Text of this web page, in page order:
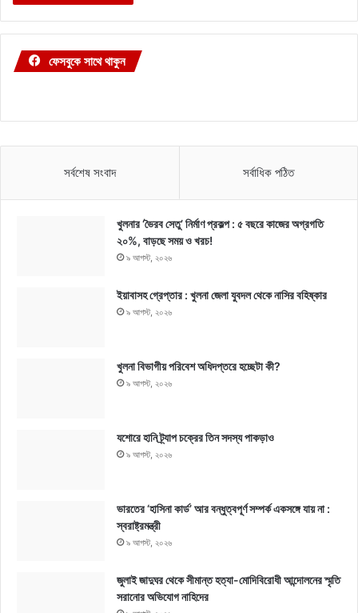
ফেসবুকে সাথে থাকুন
সর্বশেষ সংবাদ সর্বাধিক পঠিত
খুলনার ‘ভৈরব সেতু’ নির্মাণ প্রকল্প : ৫ বছরে কাজের অগ্রগতি
২০%, বাড়ছে সময় ও খরচ!
৯ আগস্ট, ২০২৬
ইয়াবাসহ গ্রেপ্তার : খুলনা জেলা যুবদল থেকে নাসির বহিষ্কার
৯ আগস্ট, ২০২৬
খুলনা বিভাগীয় পরিবেশ অধিদপ্তরে হচ্ছেটা কী?
৯ আগস্ট, ২০২৬
যশোরে হানি ট্র্যাপ চক্রের তিন সদস্য পাকড়াও
৯ আগস্ট, ২০২৬
ভারতের ‘হাসিনা কার্ড’ আর বন্ধুত্বপূর্ণ সম্পর্ক একসঙ্গে যায় না :
স্বরাষ্ট্রমন্ত্রী
৯ আগস্ট, ২০২৬
জুলাই জাদুঘর থেকে সীমান্ত হত্যা-মোদিবিরোধী আন্দোলনের স্মৃতি
সরানোর অভিযোগ নাহিদের